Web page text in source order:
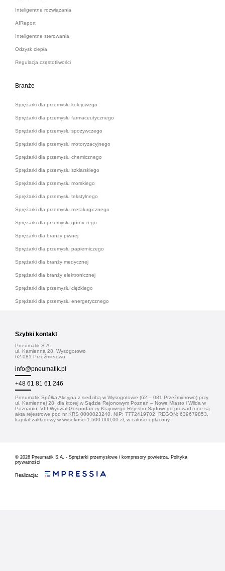
Inteligentne rozwiązania
AIReport
Inteligentne sterowania
Odzysk ciepła
Regulacja częstotliwości
Branże
Sprężarki dla przemysłu kolejowego
Sprężarki dla przemysłu farmaceutycznego
Sprężarki dla przemysłu spożywczego
Sprężarki dla przemysłu motoryzacyjnego
Sprężarki dla przemysłu chemicznego
Sprężarki dla przemysłu szklarskiego
Sprężarki dla przemysłu morskiego
Sprężarki dla przemysłu tekstylnego
Sprężarki dla przemysłu metalurgicznego
Sprężarki dla przemysłu górniczego
Sprężarki dla branży piwnej
Sprężarki dla przemysłu papierniczego
Sprężarki dla branży medycznej
Sprężarki dla branży elektronicznej
Sprężarki dla przemysłu ciężkiego
Sprężarki dla przemysłu energetycznego
Szybki kontakt
Pneumatik S.A.
ul. Kamienna 28, Wysogotowo
62-081 Przeźmierowo
info@pneumatik.pl
+48 61 81 61 246
Pneumatik Spółka Akcyjna z siedzibą w Wysogotowie (62 – 081 Przeźmierowo) przy
ul. Kamiennej 28, dla której w Sądzie Rejonowym Poznań – Nowe Miasto i Wilda w
Poznaniu, VIII Wydział Gospodarczy Krajowego Rejestru Sądowego prowadzone są
akta rejestrowe pod nr KRS 0000023240, NIP: 7772419702, REGON: 639679853,
kapitał zakładowy w wysokości 1.500.000,00 zł, w całości opłacony.
© 2026 Pneumatik S.A. - Sprężarki przemysłowe i kompresory powietrza.
Polityka
prywatności
Realizacja: